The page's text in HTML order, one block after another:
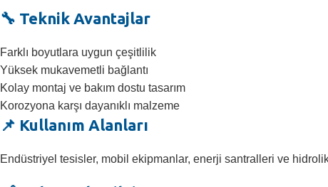
🔧 Teknik Avantajlar
Farklı boyutlara uygun çeşitlilik
Yüksek mukavemetli bağlantı
Kolay montaj ve bakım dostu tasarım
Korozyona karşı dayanıklı malzeme
📌 Kullanım Alanları
Endüstriyel tesisler, mobil ekipmanlar, enerji santralleri ve